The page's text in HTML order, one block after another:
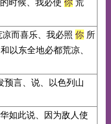
而喜乐、我必照 你所
以东全地必都荒凉、
预言、说、以色列山
如此说、因为敌人使